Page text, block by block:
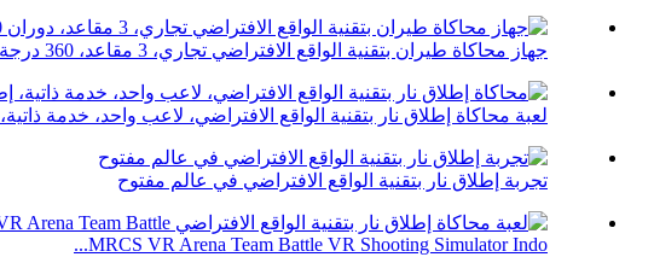
جهاز محاكاة طيران بتقنية الواقع الافتراضي تجاري، 3 مقاعد، 360 درجة ...
لعبة محاكاة إطلاق نار بتقنية الواقع الافتراضي، لاعب واحد، خدمة ذاتية، 9D ...
تجربة إطلاق نار بتقنية الواقع الافتراضي في عالم مفتوح
MRCS VR Arena Team Battle VR Shooting Simulator Indo...